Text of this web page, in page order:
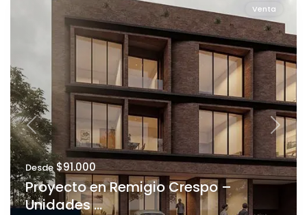
Venta
Previous Next
Desde$91.000
Proyecto en Remigio Crespo –
Unidades ...